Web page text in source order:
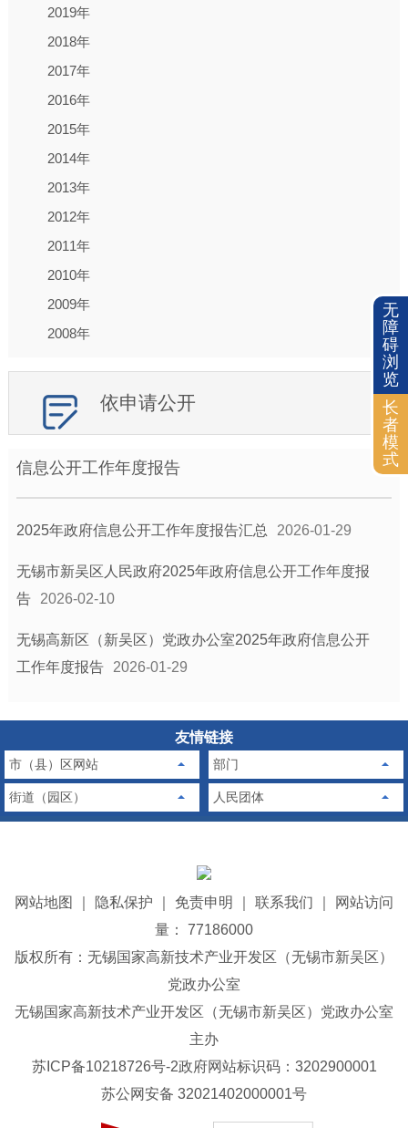
无
障
碍
浏
览
长
者
模
式
2019年
2018年
2017年
2016年
2015年
2014年
2013年
2012年
2011年
2010年
2009年
2008年
依申请公开
信息公开工作年度报告
2025年政府信息公开工作年度报告汇总 2026-01-29
无锡市新吴区人民政府2025年政府信息公开工作年度报
告
2026-02-10
无锡高新区（新吴区）党政办公室2025年政府信息公开
工作年度报告
2026-01-29
友情链接
市（县）区网站 部门
街道（园区） 人民团体
网站地图 隐私保护 免责申明 联系我们
网站访问
量： 77186000
版权所有：无锡国家高新技术产业开发区（无锡市新吴区）
党政办公室
无锡国家高新技术产业开发区（无锡市新吴区）党政办公室
主办
苏ICP备10218726号-2政府网站标识码：3202900001
苏公网安备 32021402000001号